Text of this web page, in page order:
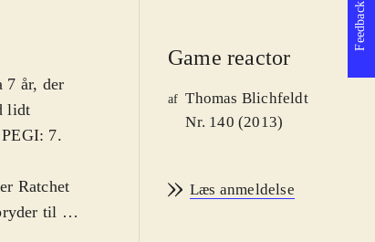
7 år, der
lidt
7.
Ratchet
til et
Game reactor
af Thomas Blichfeldt
Nr. 140 (2013)
Læs anmeldelse
Feedback